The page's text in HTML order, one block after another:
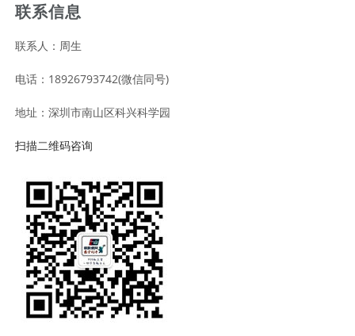
联系信息
联系人：周生
电话：18926793742(微信同号)
地址：深圳市南山区科兴科学园
扫描二维码咨询